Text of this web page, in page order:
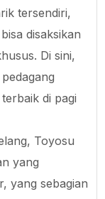
tersendiri,
disaksikan
Di sini,
di pagi
Toyosu
yang
yang sebagian